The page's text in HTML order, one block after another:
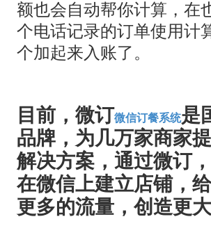
额也会自动帮你计算，在
个电话记录的订单使用计
个加起来入账了。
目前，微订微信订餐系统是
品牌，为几万家商家
解决方案，通过微订
在微信上建立店铺，
更多的流量，创造更